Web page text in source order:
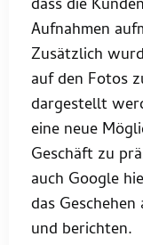
dass die
Aufnahmen
Zusätzlich
auf den Fotos
dargestellt
eine neue
Geschäft zu
auch Google
das
und berichten.